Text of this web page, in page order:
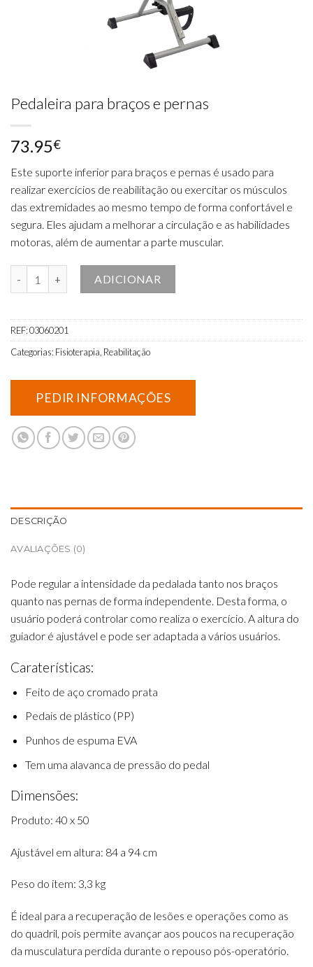
Pedaleira para braços e pernas
73.95€
Este suporte inferior para braços e pernas é usado para
realizar exercícios de reabilitação ou exercitar os músculos
das extremidades ao mesmo tempo de forma confortável e
segura. Eles ajudam a melhorar a circulação e as habilidades
motoras, além de aumentar a parte ​​muscular.
ADICIONAR
REF:03060201
Categorias: Fisioterapia Reabilitação
DESCRIÇÃO
AVALIAÇÕES (0)
Pode regular a intensidade da pedalada tanto nos braços
quanto nas pernas de forma independente. Desta forma, o
usuário poderá controlar como realiza o exercício. A altura do
guiador é ajustável e pode ser adaptada a vários usuários.
Caraterísticas:
Feito de aço cromado prata
Pedais de plástico (PP)
Punhos de espuma EVA
Tem uma alavanca de pressão do pedal
Dimensões:
Produto: 40 x 50
Ajustável em altura: 84 a 94 cm
Peso do item: 3,3 kg
É ideal para a recuperação de lesões e operações como as
do quadril, pois permite avançar aos poucos na recuperação
da musculatura perdida durante o repouso pós-operatório.